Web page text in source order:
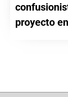
proyecto